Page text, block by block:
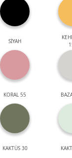
SİYAH
KORAL 55
KAKTÜS 30